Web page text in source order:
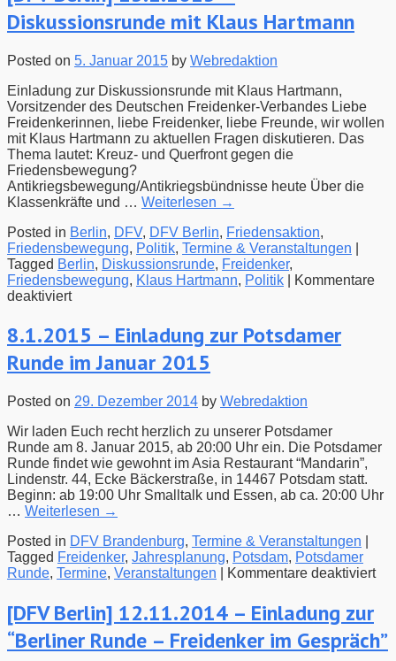
Runde
im
Diskussionsrunde mit Klaus Hartmann
Posted on 5. Januar 2015 by Webredaktion
Einladung zur Diskussionsrunde mit Klaus Hartmann,
Vorsitzender des Deutschen Freidenker-Verbandes Liebe
Freidenkerinnen, liebe Freidenker, liebe Freunde, wir wollen
mit Klaus Hartmann zu aktuellen Fragen diskutieren. Das
Thema lautet: Kreuz- und Querfront gegen die
Friedensbewegung?
Antikriegsbewegung/Antikriegsbündnisse heute Über die
Klassenkräfte und … Weiterlesen →
Posted in Berlin, DFV, DFV Berlin, Friedensaktion,
Friedensbewegung, Politik, Termine & Veranstaltungen
Tagged Berlin, Diskussionsrunde, Freidenker,
Friedensbewegung, Klaus Hartmann, Politik
Kommentare
deaktiviertfür
Berlin]
13.1.2015
–
Diskussionsrunde
Klaus
Hartmann
8.1.2015 – Einladung zur Potsdamer
Runde im Januar 2015
Posted on 29. Dezember 2014 by Webredaktion
Wir laden Euch recht herzlich zu unserer Potsdamer
Runde am 8. Januar 2015, ab 20:00 Uhr ein. Die Potsdamer
Runde findet wie gewohnt im Asia Restaurant “Mandarin”,
Lindenstr. 44, Ecke Bäckerstraße, in 14467 Potsdam statt.
Beginn: ab 19:00 Uhr Smalltalk und Essen, ab ca. 20:00 Uhr
… Weiterlesen →
Posted in DFV Brandenburg, Termine & Veranstaltungen
Tagged Freidenker, Jahresplanung, Potsdam, Potsdamer
Runde, Termine, Veranstaltungen Kommentare deaktiviertfür
zur
[DFV Berlin] 12.11.2014 – Einladung zur
“Berliner Runde – Freidenker im Gespräch”